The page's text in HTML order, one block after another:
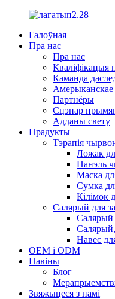
Галоўная
Пра нас
Пра нас
Кваліфікацыя
Каманда
Амерыканскае
Партнёры
Сцэнар
Адданы свету
Прадукты
Тэрапія
Ложак
Панэль
Маска
Сумка
Кілімок
Салярый для
Салярый
Навес
OEM і ODM
Навіны
Блог
Звяжыцеся з намі